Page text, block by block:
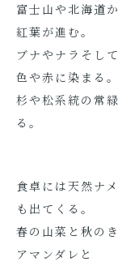
富士山や北海道
紅葉が進む。
ブナやナラそし
色や赤に染まる。
杉や松系統の常
る。
食卓には天然ナ
も出てくる。
春の山菜と秋の
アマンダレと